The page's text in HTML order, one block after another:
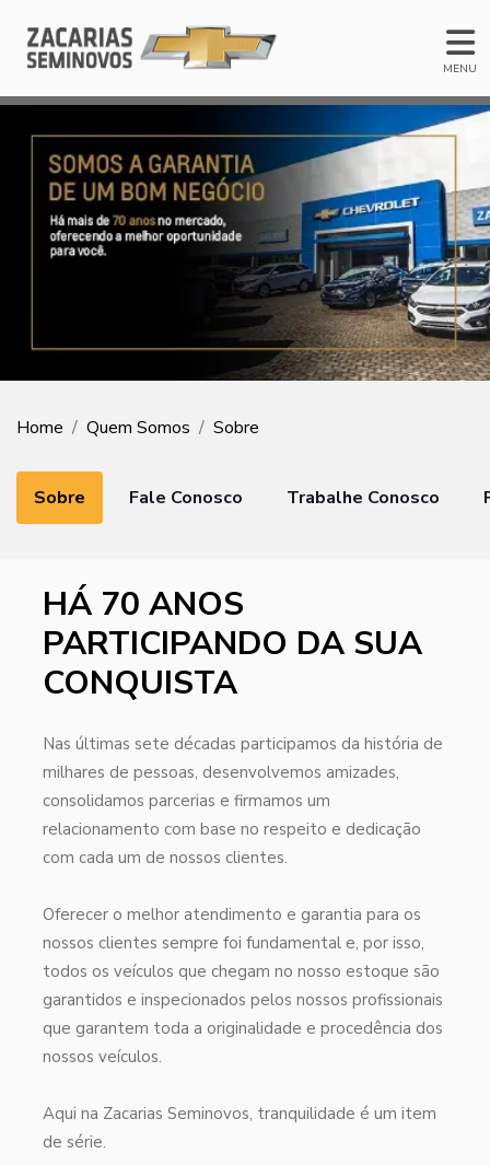
MENU
Home Quem Somos Sobre
Sobre Fale Conosco Trabalhe Conosco
HÁ 70 ANOS
PARTICIPANDO DA SUA
CONQUISTA
Nas últimas sete décadas participamos da história de
milhares de pessoas, desenvolvemos amizades,
consolidamos parcerias e firmamos um
relacionamento com base no respeito e dedicação
com cada um de nossos clientes.
Oferecer o melhor atendimento e garantia para os
nossos clientes sempre foi fundamental e, por isso,
todos os veículos que chegam no nosso estoque são
garantidos e inspecionados pelos nossos profissionais
que garantem toda a originalidade e procedência dos
nossos veículos.
Aqui na Zacarias Seminovos, tranquilidade é um item
de série.